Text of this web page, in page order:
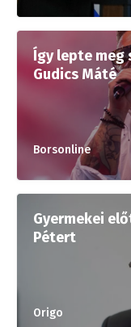
Így lepte meg
Gudics Máté
Borsonline
Gyermekei
Pétert
Origo